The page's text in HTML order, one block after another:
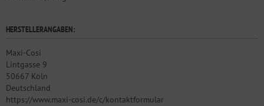
HERSTELLERANGABEN:
Maxi-Cosi
Lintgasse 9
50667 Köln
Deutschland
https://www.maxi-cosi.de/c/kontaktformular